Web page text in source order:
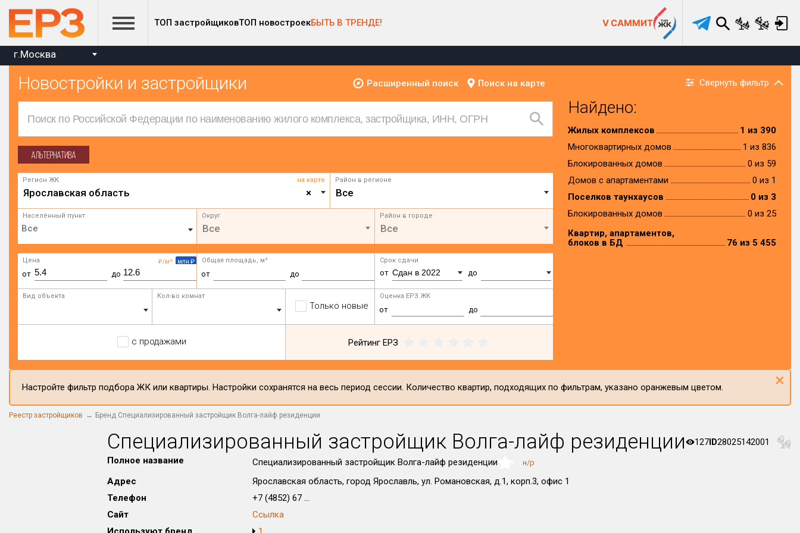
ТОП застройщиковТОП новостроекБЫТЬ В ТРЕНДЕ! V САММИТ
г.Москва
Новостройки и застройщики Расширенный поиск Поиск на карте Свернуть фильтр
Регион ЖК на карте
×
Ярославская область
Район в регионе
Все
Населённый пункт Округ
Все
Район в городе
Все
₽/м² млн ₽
Цена
от до
Общая площадь, м²
от до
Срок сдачи
от Сдан в 2022 до
Вид объекта Кол-во комнат
Только новые
Оценка ЕРЗ ЖК
от до
с продажами Рейтинг ЕРЗ
Найдено:
Жилых комплексов
1 из 390
Многоквартирных домов
1 из 836
Блокированных домов
0 из 59
Домов с апартаментами
0 из 1
Поселков таунхаусов
0 из 3
Блокированных домов
0 из 25
Квартир, апартаментов,
блоков в БД
76 из 5 455
Настройте фильтр подбора ЖК или квартиры. Настройки сохранятся на весь период сессии. Количество квартир, подходящих по фильтрам, указано оранжевым цветом. ×
Реестр застройщиков Бренд Специализированный застройщик Волга-лайф резиденции
Специализированный застройщик Волга-лайф резиденции 127ID28025142001
Полное название
Специализированный застройщик Волга-лайф резиденции н/р
Адрес
Ярославская область, город Ярославль, ул. Романовская, д.1, корп.3, офис 1
Телефон
+7 (4852) 67 ...
Сайт
Ссылка